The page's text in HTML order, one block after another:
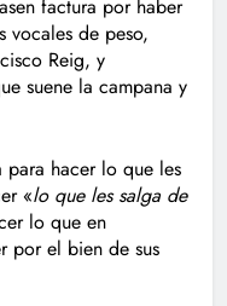
factura por haber
vocales de peso,
Reig, y
suene la campana y
para hacer lo que les
«lo que les salga de
lo que en
por el bien de sus